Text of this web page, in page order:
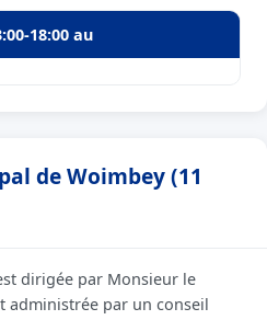
18:00 au
de Woimbey (11
dirigée par Monsieur le
administrée par un conseil